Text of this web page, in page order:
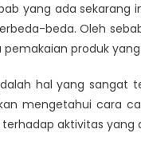
yang ada sekarang
beda. Oleh
produk
hal yang sangat
mengetahui cara
aktivitas yang